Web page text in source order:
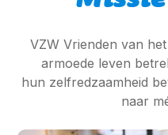
VZW Vrienden van
armoede leven
hun zelfredzaamheid
naar